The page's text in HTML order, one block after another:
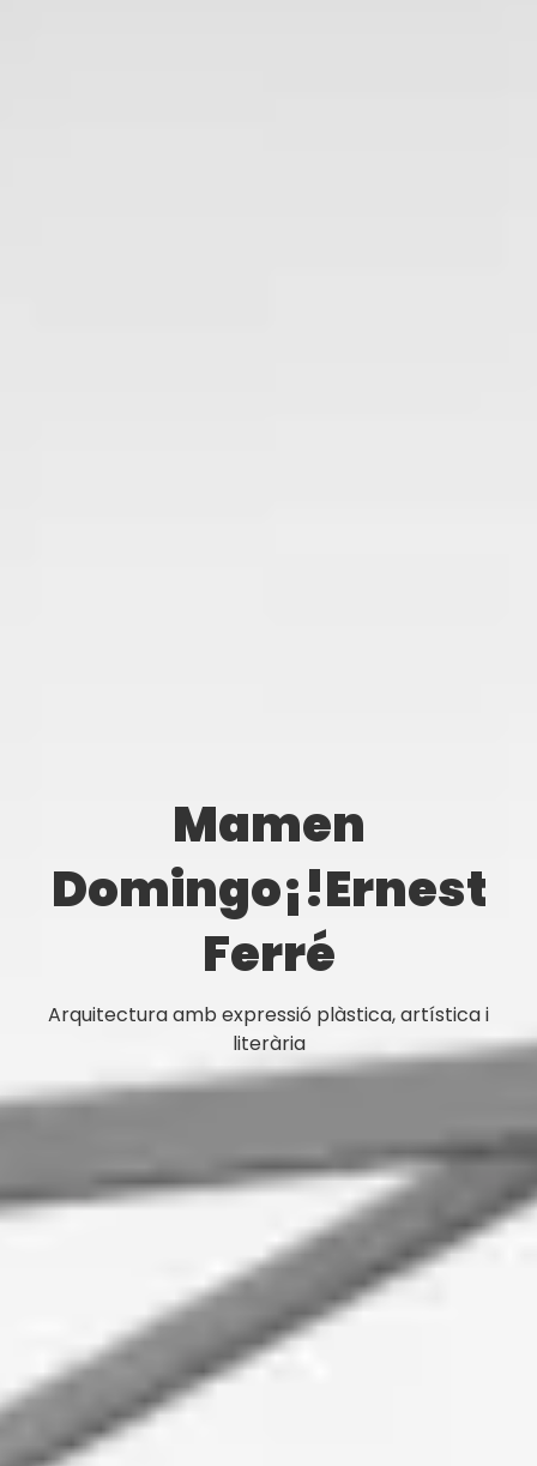
Mamen
Domingo¡!Ernest
Ferré
Arquitectura amb expressió plàstica, artística i
literària